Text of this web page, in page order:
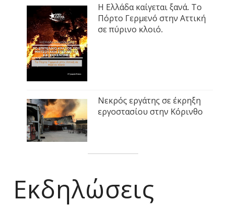
Η Ελλάδα καίγεται ξανά. Το
Πόρτο Γερμενό στην Αττική
σε πύρινο κλοιό.
Νεκρός εργάτης σε έκρηξη
εργοστασίου στην Κόρινθο
Εκδηλώσεις